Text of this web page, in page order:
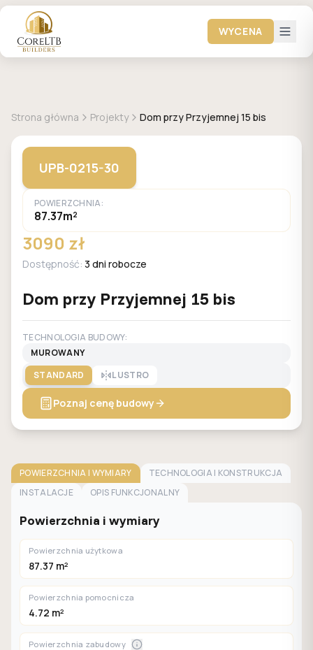
WYCENA
Strona główna Projekty Dom przy Przyjemnej 15 bis
UPB-0215-30
POWIERZCHNIA:
87.37m²
3090 zł
Dostępność: 3 dni robocze
Dom przy Przyjemnej 15 bis
TECHNOLOGIA BUDOWY:
MUROWANY
STANDARD
LUSTRO
Poznaj cenę budowy
POWIERZCHNIA I WYMIARY
TECHNOLOGIA I KONSTRUKCJA
INSTALACJE
OPIS FUNKCJONALNY
Powierzchnia i wymiary
Powierzchnia użytkowa
87.37 m²
Powierzchnia pomocnicza
4.72 m²
Powierzchnia zabudowy